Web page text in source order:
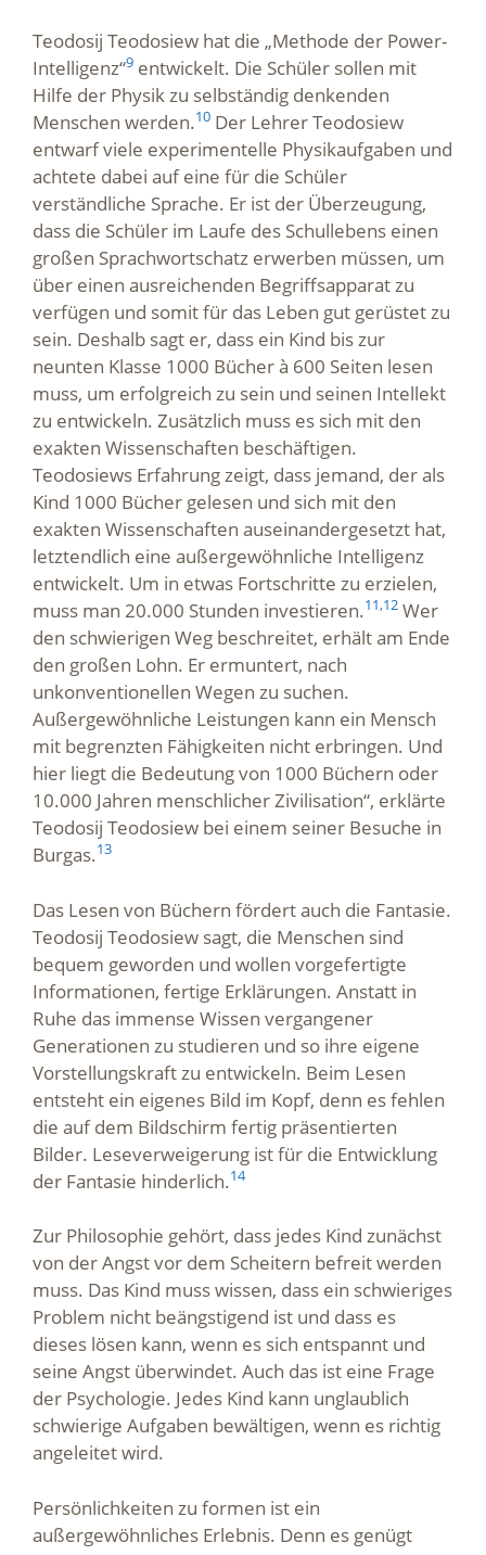
Teodosij Teodosiew hat die „Methode der Power-
Intelligenz“9 entwickelt. Die Schüler sollen mit
Hilfe der Physik zu selbständig denkenden
Menschen werden.10 Der Lehrer Teodosiew
entwarf viele experimentelle Physikaufgaben und
achtete dabei auf eine für die Schüler
verständliche Sprache. Er ist der Überzeugung,
dass die Schüler im Laufe des Schullebens einen
großen Sprachwortschatz erwerben müssen, um
über einen ausreichenden Begriffsapparat zu
verfügen und somit für das Leben gut gerüstet zu
sein. Deshalb sagt er, dass ein Kind bis zur
neunten Klasse 1000 Bücher à 600 Seiten lesen
muss, um erfolgreich zu sein und seinen Intellekt
zu entwickeln. Zusätzlich muss es sich mit den
exakten Wissenschaften beschäftigen.
Teodosiews Erfahrung zeigt, dass jemand, der als
Kind 1000 Bücher gelesen und sich mit den
exakten Wissenschaften auseinandergesetzt hat,
letztendlich eine außergewöhnliche Intelligenz
entwickelt. Um in etwas Fortschritte zu erzielen,
muss man 20.000 Stunden investieren.11,12 Wer
den schwierigen Weg beschreitet, erhält am Ende
den großen Lohn. Er ermuntert, nach
unkonventionellen Wegen zu suchen.
Außergewöhnliche Leistungen kann ein Mensch
mit begrenzten Fähigkeiten nicht erbringen. Und
hier liegt die Bedeutung von 1000 Büchern oder
10.000 Jahren menschlicher Zivilisation“, erklärte
Teodosij Teodosiew bei einem seiner Besuche in
Burgas.13
Das Lesen von Büchern fördert auch die Fantasie.
Teodosij Teodosiew sagt, die Menschen sind
bequem geworden und wollen vorgefertigte
Informationen, fertige Erklärungen. Anstatt in
Ruhe das immense Wissen vergangener
Generationen zu studieren und so ihre eigene
Vorstellungskraft zu entwickeln. Beim Lesen
entsteht ein eigenes Bild im Kopf, denn es fehlen
die auf dem Bildschirm fertig präsentierten
Bilder. Leseverweigerung ist für die Entwicklung
der Fantasie hinderlich.14
Zur Philosophie gehört, dass jedes Kind zunächst
von der Angst vor dem Scheitern befreit werden
muss. Das Kind muss wissen, dass ein schwieriges
Problem nicht beängstigend ist und dass es
dieses lösen kann, wenn es sich entspannt und
seine Angst überwindet. Auch das ist eine Frage
der Psychologie. Jedes Kind kann unglaublich
schwierige Aufgaben bewältigen, wenn es richtig
angeleitet wird.
Persönlichkeiten zu formen ist ein
außergewöhnliches Erlebnis. Denn es genügt